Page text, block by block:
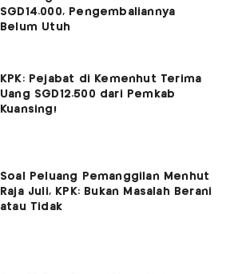
SGD14.000, Pengembaliannya
Belum Utuh
KPK: Pejabat di Kemenhut Terima
Uang SGD12.500 dari Pemkab
Kuansing!
Soal Peluang Pemanggilan Menhut
Raja Juli, KPK: Bukan Masalah Berani
atau Tidak